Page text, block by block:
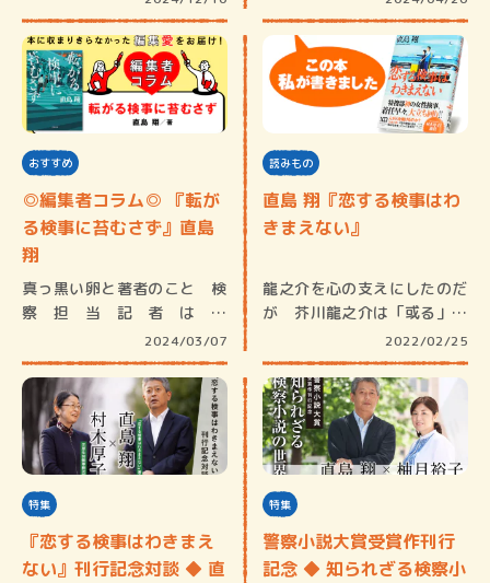
おすすめ
◎編集者コラム◎ 『転が
る検事に苔むさず』直島
翔
真っ黒い卵と著者のこと 検
察担当記者は、
2024/03/07
読みもの
直島 翔『恋する検事はわ
きまえない』
龍之介を心の支えにしたのだ
が 芥川龍之介は「或る」に
2022/02/25
特集
『恋する検事はわきまえ
ない』刊行記念対談 ◆ 直
特集
警察小説大賞受賞作刊行
記念 ◆ 知られざる検察小